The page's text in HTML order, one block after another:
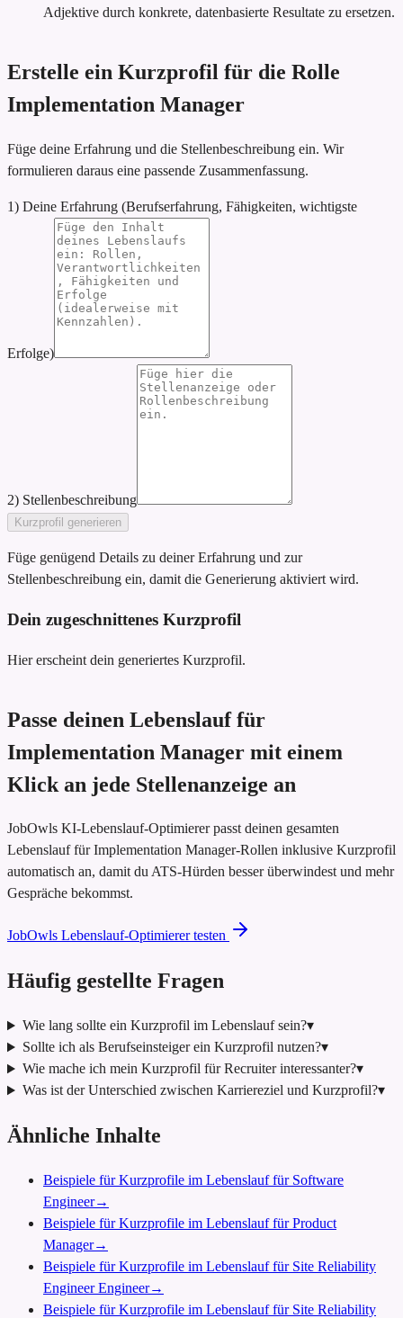
Adjektive durch konkrete, datenbasierte Resultate zu ersetzen.
Erstelle ein Kurzprofil für die Rolle
Implementation Manager
Füge deine Erfahrung und die Stellenbeschreibung ein. Wir
formulieren daraus eine passende Zusammenfassung.
1) Deine Erfahrung (Berufserfahrung, Fähigkeiten, wichtigste
Erfolge)
2) Stellenbeschreibung
Kurzprofil generieren
Füge genügend Details zu deiner Erfahrung und zur
Stellenbeschreibung ein, damit die Generierung aktiviert wird.
Dein zugeschnittenes Kurzprofil
Hier erscheint dein generiertes Kurzprofil.
Passe deinen Lebenslauf für
Implementation Manager mit einem
Klick an jede Stellenanzeige an
JobOwls KI-Lebenslauf-Optimierer passt deinen gesamten
Lebenslauf für Implementation Manager-Rollen inklusive Kurzprofil
automatisch an, damit du ATS-Hürden besser überwindest und mehr
Gespräche bekommst.
JobOwls Lebenslauf-Optimierer testen
Häufig gestellte Fragen
Wie lang sollte ein Kurzprofil im Lebenslauf sein?▾
Sollte ich als Berufseinsteiger ein Kurzprofil nutzen?▾
Wie mache ich mein Kurzprofil für Recruiter interessanter?▾
Was ist der Unterschied zwischen Karriereziel und Kurzprofil?▾
Ähnliche Inhalte
Beispiele für Kurzprofile im Lebenslauf für Software
Engineer→
Beispiele für Kurzprofile im Lebenslauf für Product
Manager→
Beispiele für Kurzprofile im Lebenslauf für Site Reliability
Engineer Engineer→
Beispiele für Kurzprofile im Lebenslauf für Site Reliability